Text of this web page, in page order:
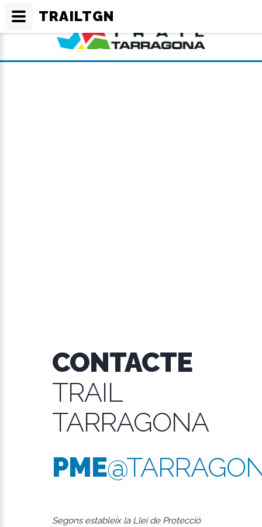
CONTACTE
TRAIL
TARRAGONA
PME
Segons estableix la Llei de Protecció
TRAILTGN